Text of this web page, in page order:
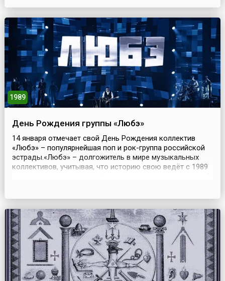
Моск...
1989
День Рождения группы «Любэ»
14 января отмечает свой День Рождения коллектив
«Любэ» – популярнейшая поп и рок-группа российской
эстрады.«Любэ» – долгожитель в мире музыкальных
коллективов, учитывая, что историю свою ведёт с 1989